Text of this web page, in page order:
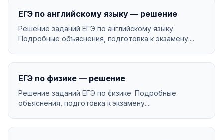
ЕГЭ по английскому языку — решение
Решение заданий ЕГЭ по английскому языку.
Подробные объяснения, подготовка к экзамену....
ЕГЭ по физике — решение
Решение заданий ЕГЭ по физике. Подробные
объяснения, подготовка к экзамену....